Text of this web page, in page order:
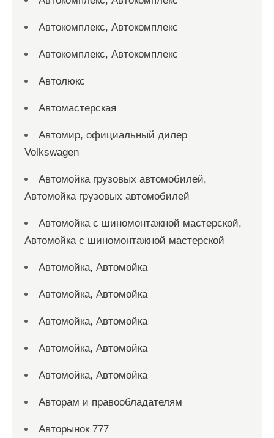
Автокомплекс, Автокомплекс
Автокомплекс, Автокомплекс
Автолюкс
Автомастерская
Автомир, официальный дилер
Volkswagen
Автомойка грузовых автомобилей,
Автомойка грузовых автомобилей
Автомойка с шиномонтажной мастерской,
Автомойка с шиномонтажной мастерской
Автомойка, Автомойка
Автомойка, Автомойка
Автомойка, Автомойка
Автомойка, Автомойка
Автомойка, Автомойка
Авторам и правообладателям
Авторынок 777